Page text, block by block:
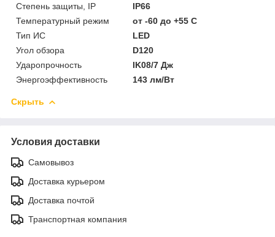
Степень защиты, IP
IP66
Температурный режим
от -60 до +55 C
Тип ИС
LED
Угол обзора
D120
Ударопрочность
IK08/7 Дж
Энергоэффективность
143 лм/Вт
Скрыть
Условия доставки
Самовывоз
Доставка курьером
Доставка почтой
Транспортная компания